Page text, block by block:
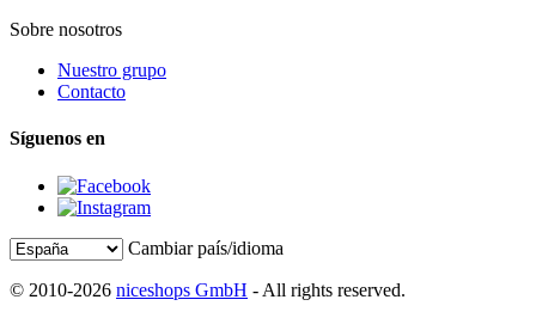
Sobre nosotros
Nuestro grupo
Contacto
Síguenos en
Cambiar país/idioma
© 2010-2026 niceshops GmbH - All rights reserved.